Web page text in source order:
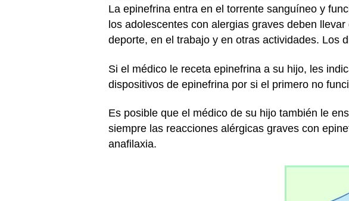
La epinefrina entra en el torrente sanguíneo y
los adolescentes con alergias graves deben
deporte, en el trabajo y en otras actividades. Los
Si el médico le receta epinefrina a su hijo, les
dispositivos de epinefrina por si el primero no
Es posible que el médico de su hijo también le
siempre las reacciones alérgicas graves con
anafilaxia.